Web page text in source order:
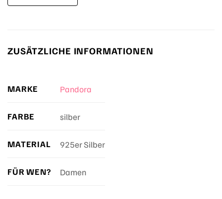
ZUSÄTZLICHE INFORMATIONEN
MARKE Pandora
FARBE silber
MATERIAL 925er Silber
FÜR WEN? Damen